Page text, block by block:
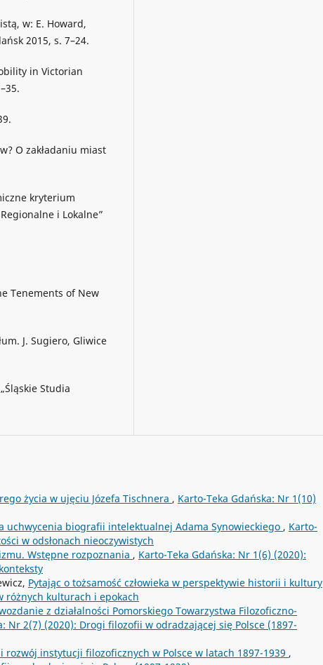
w: E. Howard,
2015, s. 7–24.
in Victorian
O zakładaniu miast
kryterium
i Lokalne”
Tenements of New
J. Sugiero, Gliwice
Studia
życia w ujęciu Józefa Tischnera , Karto-Teka Gdańska: Nr 1(10)
uchwycenia biografii intelektualnej Adama Synowieckiego , Karto-
w odsłonach nieoczywistych
Wstępne rozpoznania , Karto-Teka Gdańska: Nr 1(6) (2020):
Pytając o tożsamość człowieka w perspektywie historii i kultury
różnych kulturach i epokach
z działalności Pomorskiego Towarzystwa Filozoficzno-
Nr 2(7) (2020): Drogi filozofii w odradzającej się Polsce (1897-
rozwój instytucji filozoficznych w Polsce w latach 1897-1939 ,